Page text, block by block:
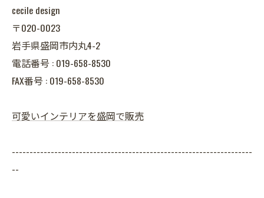
cecile design
〒020-0023
岩手県盛岡市内丸4-2
電話番号 : 019-658-8530
FAX番号 : 019-658-8530
可愛いインテリアを盛岡で販売
--------------------------------------------------------------------
--